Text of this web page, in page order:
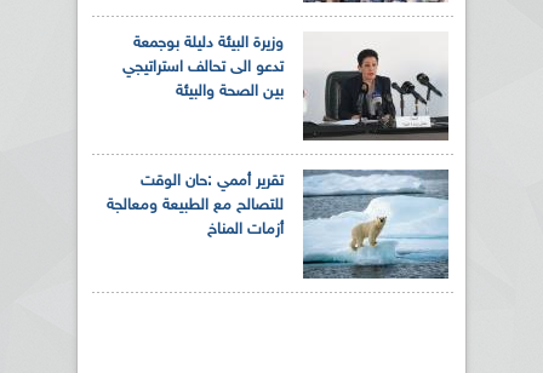
وزيرة البيئة دليلة بوجمعة
تدعو الى تحالف استراتيجي
بين الصحة والبيئة
تقرير أممي :حان الوقت
للتصالح مع الطبيعة ومعالجة
أزمات المناخ